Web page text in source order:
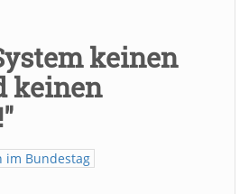
keinen
keinen
im Bundestag